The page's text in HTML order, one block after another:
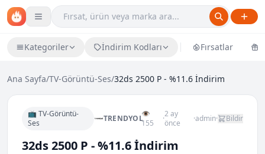
Kategoriler İndirim Kodları Fırsatlar
Ana Sayfa/TV-Görüntü-Ses/32ds 2500 P - %11.6 İndirim
📺 TV-Görüntü-
Ses
TRENDYOL👁
155
·2 ay
önce
·admin· Bildir
32ds 2500 P - %11.6 İndirim